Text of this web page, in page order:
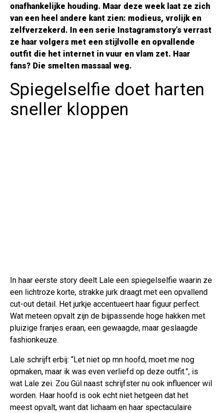
onafhankelijke houding. Maar deze week laat ze zich
van een heel andere kant zien: modieus, vrolijk en
zelfverzekerd. In een serie Instagramstory’s verrast
ze haar volgers met een stijlvolle en opvallende
outfit die het internet in vuur en vlam zet. Haar
fans? Die smelten massaal weg.
Spiegelselfie doet harten
sneller kloppen
In haar eerste story deelt Lale een spiegelselfie waarin ze
een lichtroze korte, strakke jurk draagt met een opvallend
cut-out detail. Het jurkje accentueert haar figuur perfect.
Wat meteen opvalt zijn de bijpassende hoge hakken met
pluizige franjes eraan, een gewaagde, maar geslaagde
fashionkeuze.
Lale schrijft erbij: “Let niet op mn hoofd, moet me nog
opmaken, maar ik was even verliefd op deze outfit.”, is
wat Lale zei. Zou Gül naast schrijfster nu ook influencer wil
worden. Haar hoofd is ook echt niet hetgeen dat het
meest opvalt, want dat lichaam en haar spectaculaire